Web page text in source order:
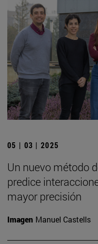
05 | 03 | 2025
Un nuevo método
predice
mayor precisión
Imagen Manuel Castells